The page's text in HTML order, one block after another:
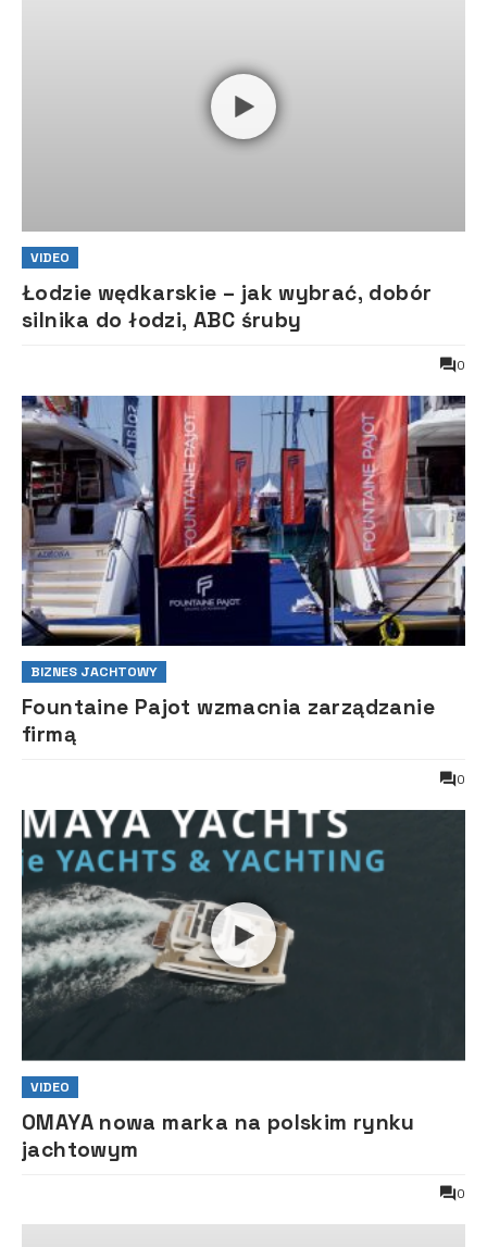
VIDEO
Łodzie wędkarskie – jak wybrać, dobór
silnika do łodzi, ABC śruby
0
BIZNES JACHTOWY
Fountaine Pajot wzmacnia zarządzanie
firmą
0
VIDEO
OMAYA nowa marka na polskim rynku
jachtowym
0